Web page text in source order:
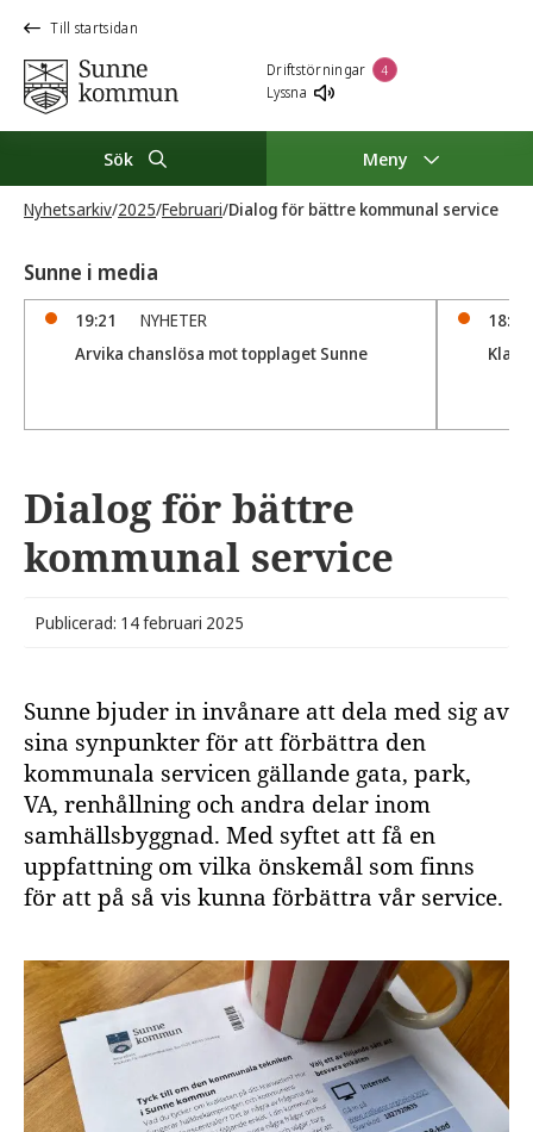
Till startsidan
Driftstörningar 4
Lyssna
Sök Meny
Nyhetsarkiv/2025/Februari/Dialog för bättre kommunal service
Sunne i media
19:21
NYHETER
Arvika chanslösa mot topplaget Sunne
18:56
Klar
Dialog för bättre
kommunal service
Publicerad: 14 februari 2025
Sunne bjuder in invånare att dela med sig av
sina synpunkter för att förbättra den
kommunala servicen gällande gata, park,
VA, renhållning och andra delar inom
samhällsbyggnad. Med syftet att få en
uppfattning om vilka önskemål som finns
för att på så vis kunna förbättra vår service.